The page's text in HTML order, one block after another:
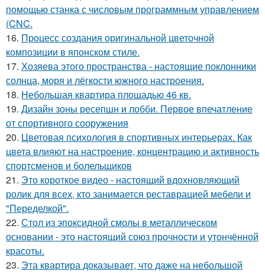
помощью станка с числовым программным управлением
(CNC.
16. Процесс создания оригинальной цветочной
композиции в японском стиле.
17. Хозяева этого пространства - настоящие поклонники
солнца, моря и лёгкости южного настроения.
18. Небольшая квартира площадью 46 кв.
19. Дизайн зоны ресепшн и лобби. Первое впечатление
от спортивного сооружения
20. Цветовая психология в спортивных интерьерах. Как
цвета влияют на настроение, концентрацию и активность
спортсменов и болельщиков
21. Это короткое видео - настоящий вдохновляющий
ролик для всех, кто занимается реставрацией мебели и
"Переделкой".
22. Стол из эпоксидной смолы в металлическом
основании - это настоящий союз прочности и утончённой
красоты.
23. Эта квартира доказывает, что даже на небольшой